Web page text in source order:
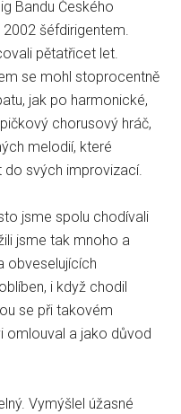
Bandu Českého
šéfdirigentem.
pětatřicet let.
se mohl stoprocentně
jak po harmonické,
chorusový hráč,
melodií, které
do svých improvizací.
jsme spolu chodívali
jsme tak mnoho a
obveselujících
i když chodil
se při takovém
omlouval a jako důvod
Vymýšlel úžasné